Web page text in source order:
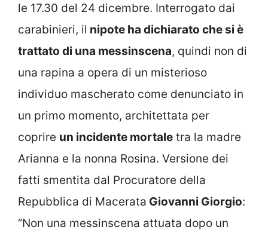
le 17.30 del 24 dicembre. Interrogato dai
carabinieri, il nipote ha dichiarato che si è
trattato di una messinscena, quindi non di
una rapina a opera di un misterioso
individuo mascherato come denunciato in
un primo momento, architettata per
coprire un incidente mortale tra la madre
Arianna e la nonna Rosina. Versione dei
fatti smentita dal Procuratore della
Repubblica di Macerata Giovanni Giorgio:
“Non una messinscena attuata dopo un